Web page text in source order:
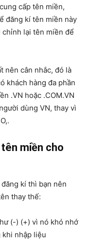
cấp tên miền,
đăng kí tên miền này
lại tên miền để
nên cân nhắc, đó là
khách hàng đa phần
.VN hoặc .COM.VN
dùng VN, thay vì
miền cho
kí thì bạn nên
thay thế:
(-) (+) vì nó khó nhớ
khi nhập liệu